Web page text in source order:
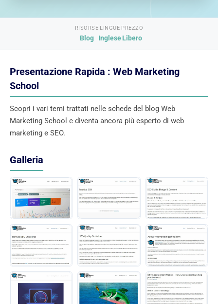
RISORSE
Blog
LINGUE
Inglese
PREZZO
Libero
Presentazione Rapida : Web Marketing
School
Scopri i vari temi trattati nelle schede del blog Web
Marketing School e diventa ancora più esperto di web
marketing e SEO.
Galleria